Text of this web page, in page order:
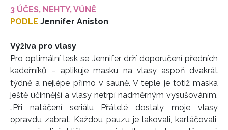
INFORMACE
3 ÚČES, NEHTY, VŮNĚ
PODLE Jennifer Aniston
Výživa pro vlasy
Pro optimální lesk se Jennifer drží doporučení předních
kadeřníků – aplikuje masku na vlasy aspoň dvakrát
týdně a nejlépe přímo v sauně. V teple je totiž maska
ještě účinnější a vlasy netrpí nadměrným vysušováním.
„Při natáčení seriálu Přátelé dostaly moje vlasy
opravdu zabrat. Každou pauzu je lakovali, kartáčovali,